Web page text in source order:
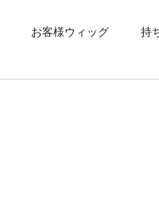
お客様ウィッグ 持